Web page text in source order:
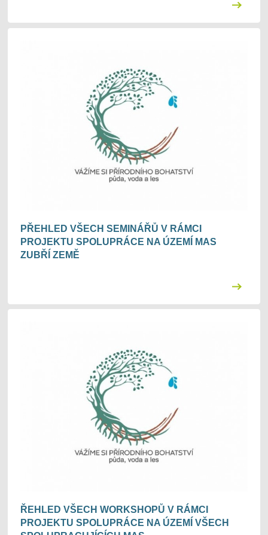
PŘEHLED VŠECH SEMINÁŘŮ V RÁMCI
PROJEKTU SPOLUPRÁCE NA ÚZEMÍ MAS
ZUBŘÍ ZEMĚ
ŘEHLED VŠECH WORKSHOPŮ V RÁMCI
PROJEKTU SPOLUPRÁCE NA ÚZEMÍ VŠECH